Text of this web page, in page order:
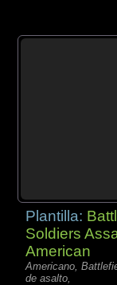
Plantilla:
Soldiers
American
Americano,
de asalto,